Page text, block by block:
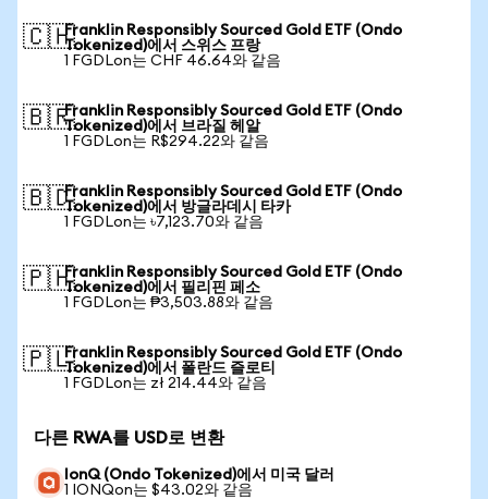
🇨🇭Franklin Responsibly Sourced Gold ETF (Ondo
Tokenized)에서 스위스 프랑
1 FGDLon는 CHF 46.64와 같음
🇧🇷Franklin Responsibly Sourced Gold ETF (Ondo
Tokenized)에서 브라질 헤알
1 FGDLon는 R$294.22와 같음
🇧🇩Franklin Responsibly Sourced Gold ETF (Ondo
Tokenized)에서 방글라데시 타카
1 FGDLon는 ৳7,123.70와 같음
🇵🇭Franklin Responsibly Sourced Gold ETF (Ondo
Tokenized)에서 필리핀 페소
1 FGDLon는 ₱3,503.88와 같음
🇵🇱Franklin Responsibly Sourced Gold ETF (Ondo
Tokenized)에서 폴란드 즐로티
1 FGDLon는 zł 214.44와 같음
다른 RWA를 USD로 변환
IonQ (Ondo Tokenized)에서 미국 달러
1 IONQon는 $43.02와 같음